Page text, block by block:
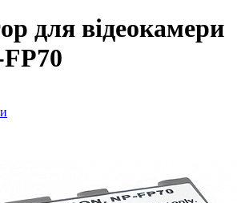
для відеокамери